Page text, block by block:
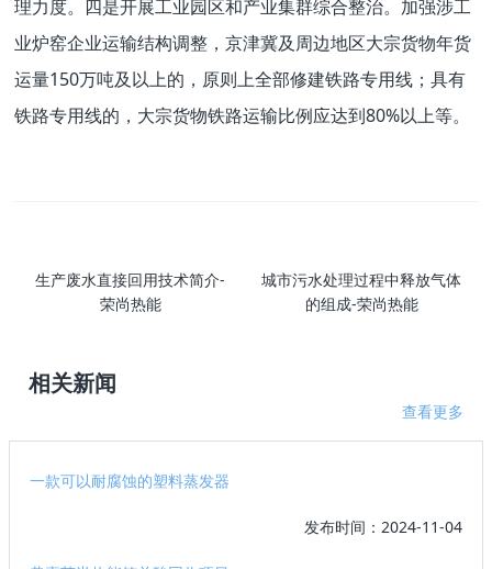
理力度。四是开展工业园区和产业集群综合整治。加强涉工
业炉窑企业运输结构调整，京津冀及周边地区大宗货物年货
运量150万吨及以上的，原则上全部修建铁路专用线；具有
铁路专用线的，大宗货物铁路运输比例应达到80%以上等。
生产废水直接回用技术简介-
荣尚热能
城市污水处理过程中释放气体
的组成-荣尚热能
相关新闻
查看更多
一款可以耐腐蚀的塑料蒸发器
发布时间：2024-11-04